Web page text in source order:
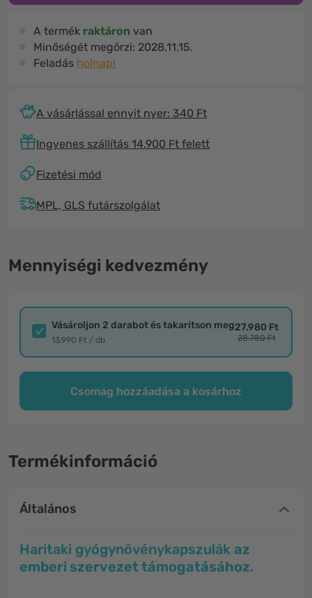
A termék raktáron van
Minőségét megőrzi: 2028.11.15.
Feladás holnap!
A vásárlással ennyit nyer: 340 Ft
Ingyenes szállítás 14.900 Ft felett
Fizetési mód
MPL, GLS futárszolgálat
Mennyiségi kedvezmény
Vásároljon 2 darabot és takarítson meg
13.990 Ft / db
27.980 Ft
28.780 Ft
Csomag hozzáadása a kosárhoz
Termékinformáció
Általános
Haritaki gyógynövénykapszulák az
emberi szervezet támogatásához.